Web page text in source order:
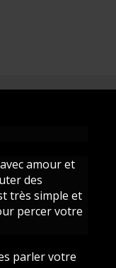
amour et
des
très simple et
percer votre
parler votre